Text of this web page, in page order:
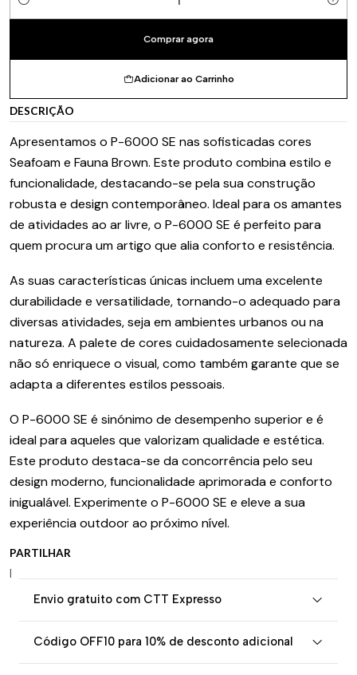
Quantidade
Adicionar ao Carrinho
Comprar agora
DESCRIÇÃO
Apresentamos o P-6000 SE nas sofisticadas cores
Seafoam e Fauna Brown. Este produto combina estilo e
funcionalidade, destacando-se pela sua construção
robusta e design contemporâneo. Ideal para os amantes
de atividades ao ar livre, o P-6000 SE é perfeito para
quem procura um artigo que alia conforto e resistência.
As suas características únicas incluem uma excelente
durabilidade e versatilidade, tornando-o adequado para
diversas atividades, seja em ambientes urbanos ou na
natureza. A palete de cores cuidadosamente selecionada
não só enriquece o visual, como também garante que se
adapta a diferentes estilos pessoais.
O P-6000 SE é sinónimo de desempenho superior e é
ideal para aqueles que valorizam qualidade e estética.
Este produto destaca-se da concorrência pelo seu
design moderno, funcionalidade aprimorada e conforto
inigualável. Experimente o P-6000 SE e eleve a sua
experiência outdoor ao próximo nível.
PARTILHAR
|
Envio gratuito com CTT Expresso
Código OFF10 para 10% de desconto adicional